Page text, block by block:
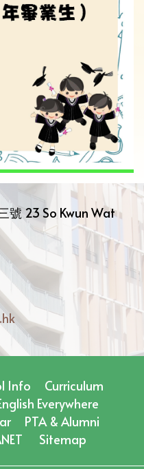
號 23 So Kwun Wat
Info
Curriculum
Everywhere
PTA & Alumni
Sitemap